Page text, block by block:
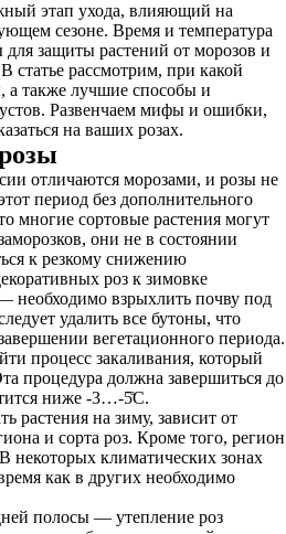
этап ухода, влияющий на
сезоне. Время и температура
защиты растений от морозов и
статье рассмотрим, при какой
а также лучшие способы и
Развенчаем мифы и ошибки,
на ваших розах.
отличаются морозами, и розы не
период без дополнительного
многие сортовые растения могут
они не в состоянии
к резкому снижению
роз к зимовке
необходимо взрыхлить почву под
удалить все бутоны, что
вегетационного периода.
процесс закаливания, который
процедура должна завершиться до
ниже -3…-5̊С.
растения на зиму, зависит от
и сорта роз. Кроме того, регион
некоторых климатических зонах
как в других необходимо
полосы — утепление роз